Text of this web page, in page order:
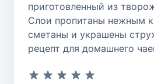
приготовленный из
Слои пропитаны нежным
сметаны и украшены
рецепт для домашнего